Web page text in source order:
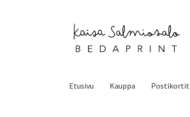
Siirry
navigointiin
Siirry
sisältöön
Etusivu Kauppa Postikortit